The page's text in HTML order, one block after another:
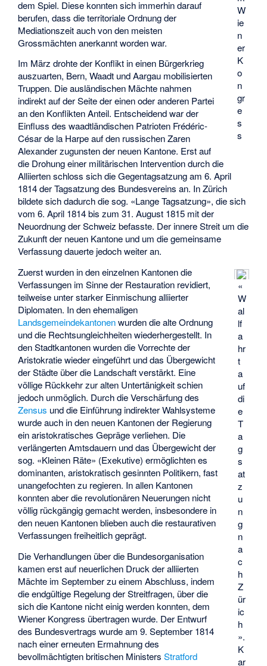
W
ie
n
er
K
o
n
gr
e
s
s
dem Spiel. Diese konnten sich immerhin darauf
berufen, dass die territoriale Ordnung der
Mediationszeit auch von den meisten
Grossmächten anerkannt worden war.
Im März drohte der Konflikt in einen Bürgerkrieg
auszuarten, Bern, Waadt und Aargau mobilisierten
Truppen. Die ausländischen Mächte nahmen
indirekt auf der Seite der einen oder anderen Partei
an den Konflikten Anteil. Entscheidend war der
Einfluss des waadtländischen Patrioten Frédéric-
César de la Harpeauf den russischen Zaren
Alexander zugunsten der neuen Kantone. Erst auf
die Drohung einer militärischen Intervention durch die
Alliierten schloss sich die Gegentagsatzung am 6. April
1814 der Tagsatzung des Bundesvereins an. In Zürich
bildete sich dadurch die sog. «Lange Tagsatzung», die sich
vom 6. April 1814 bis zum 31. August 1815 mit der
Neuordnung der Schweiz befasste. Der innere Streit um die
Zukunft der neuen Kantone und um die gemeinsame
Verfassung dauerte jedoch weiter an.
«
W
al
lf
a
hr
t
a
uf
di
e
T
a
g
s
at
z
u
n
g
n
a
c
h
Z
ür
ic
h
».
K
ar
Zuerst wurden in den einzelnen Kantonen die
Verfassungen im Sinne der Restauration revidiert,
teilweise unter starker Einmischung alliierter
Diplomaten. In den ehemaligen
Landsgemeindekantonenwurden die alte Ordnung
und die Rechtsungleichheiten wiederhergestellt. In
den Stadtkantonen wurden die Vorrechte der
Aristokratie wieder eingeführt und das Übergewicht
der Städte über die Landschaft verstärkt. Eine
völlige Rückkehr zur alten Untertänigkeit schien
jedoch unmöglich. Durch die Verschärfung des
Zensus und die Einführung indirekter Wahlsysteme
wurde auch in den neuen Kantonen der Regierung
ein aristokratisches Gepräge verliehen. Die
verlängerten Amtsdauern und das Übergewicht der
sog. «Kleinen Räte» (Exekutive) ermöglichten es
dominanten, aristokratisch gesinnten Politikern, fast
unangefochten zu regieren. In allen Kantonen
konnten aber die revolutionären Neuerungen nicht
völlig rückgängig gemacht werden, insbesondere in
den neuen Kantonen blieben auch die restaurativen
Verfassungen freiheitlich geprägt.
Die Verhandlungen über die Bundesorganisation
kamen erst auf neuerlichen Druck der alliierten
Mächte im September zu einem Abschluss, indem
die endgültige Regelung der Streitfragen, über die
sich die Kantone nicht einig werden konnten, dem
Wiener Kongress übertragen wurde. Der Entwurf
des Bundesvertrags wurde am 9. September 1814
nach einer erneuten Ermahnung des
bevollmächtigten britischen MinistersStratford